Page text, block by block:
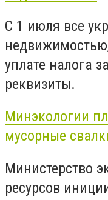
С 1 июля все
уплате налога
реквизиты.
Минэкологии
мусорные
Министерство
ресурсов